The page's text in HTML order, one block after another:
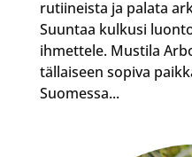
rutiineista ja palata
Suuntaa kulkusi
ihmettele. Mustila
tällaiseen sopiva
Suomessa...